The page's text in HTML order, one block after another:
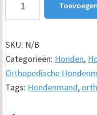
Ribbed
aantal
SKU: N/B
Categorieën: Honden,
Orthopedische
Tags: Hondenmand,